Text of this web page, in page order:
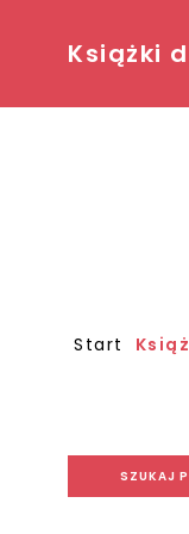
Książki
Start
SZUKAJ